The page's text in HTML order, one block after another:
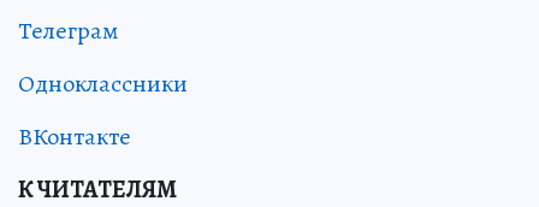
Телеграм
Одноклассники
ВКонтакте
К ЧИТАТЕЛЯМ